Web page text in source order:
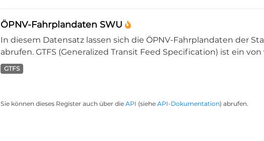
ÖPNV-Fahrplandaten SWU
In diesem Datensatz lassen sich die ÖPNV-Fahrplandaten der
abrufen. GTFS (Generalized Transit Feed Specification) ist ein
GTFS
Sie können dieses Register auch über die API (siehe API-Dokumentation) abrufen.